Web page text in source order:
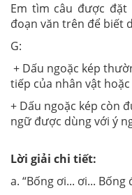
Em tìm câu được
đoạn văn trên để biết
G:
+ Dấu ngoặc kép
tiếp của nhân vật
+ Dấu ngoặc kép còn
ngữ được dùng với ý
Lời giải chi tiết:
a. “Bống ơi... ơi... Bống